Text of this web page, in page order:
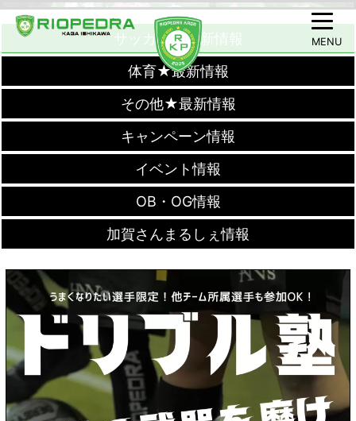
MENU
サッカー★最新情報
体育★最新情報
その他★最新情報
キャンペーン情報
イベント情報
OB・OG情報
加賀さんまるしぇ情報